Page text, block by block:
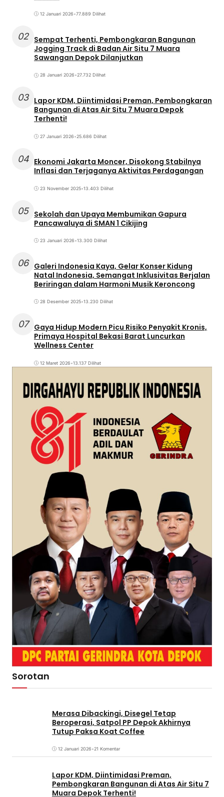
12 Januari 2026•77.889 Dilihat
02 Sempat Terhenti, Pembongkaran Bangunan
Jogging Track di Badan Air Situ 7 Muara
Sawangan Depok Dilanjutkan
28 Januari 2026•27.732 Dilihat
03 Lapor KDM, Diintimidasi Preman, Pembongkaran
Bangunan di Atas Air Situ 7 Muara Depok
Terhenti!
27 Januari 2026•25.686 Dilihat
04 Ekonomi Jakarta Moncer, Disokong Stabilnya
Inflasi dan Terjaganya Aktivitas Perdagangan
23 November 2025•13.403 Dilihat
05 Sekolah dan Upaya Membumikan Gapura
Pancawaluya di SMAN 1 Cikijing
23 Januari 2026•13.300 Dilihat
06 Galeri Indonesia Kaya, Gelar Konser Kidung
Natal Indonesia, Semangat Inklusivitas Berjalan
Beriringan dalam Harmoni Musik Keroncong
28 Desember 2025•13.230 Dilihat
07
Gaya Hidup Modern Picu Risiko Penyakit Kronis,
Primaya Hospital Bekasi Barat Luncurkan
Wellness Center
12 Maret 2026•13.137 Dilihat
Sorotan
Merasa Dibackingi, Disegel Tetap
Beroperasi, Satpol PP Depok Akhirnya
Tutup Paksa Koat Coffee
12 Januari 2026•21 Komentar
Lapor KDM, Diintimidasi Preman,
Pembongkaran Bangunan di Atas Air Situ 7
Muara Depok Terhenti!